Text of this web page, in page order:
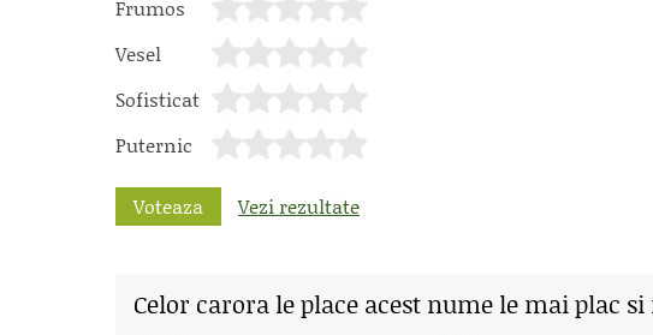
Frumos
Vesel
Sofisticat
Puternic
Voteaza Vezi rezultate
Celor carora le place acest nume le mai plac